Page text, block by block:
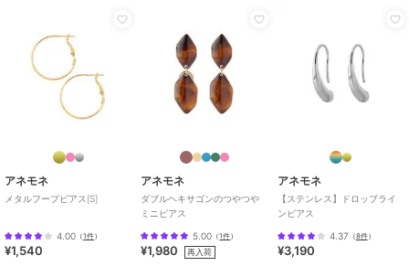
アネモネ
ビジュー×フラワーピア
2,090
アネモネ
【ステンレス】チェーン
ピアス
2,750
【ステンレス】ノットピ
¥888ｸｰﾎﾟﾝ ¥888ｸｰﾎﾟﾝ
アネモネ
メタルフープピアス[S]
4.00 （1件）
¥1,540
アネモネ
ダブルヘキサゴンのつやつや
ミニピアス
5.00 （1件）
¥1,980 再入荷
アネモネ
【ステンレス】ドロップライ
ンピアス
4.37 （8件）
¥3,190